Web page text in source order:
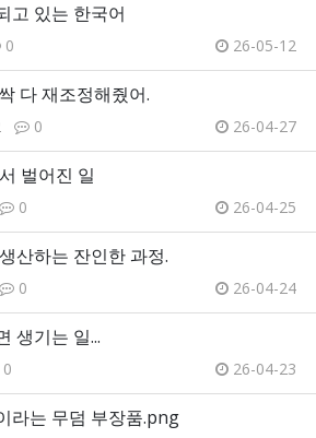
고 있는 한국어
0 26-05-12
다 재조정해줬어.
0 26-04-27
벌어진 일
0 26-04-25
산하는 잔인한 과정.
0 26-04-24
생기는 일...
0 26-04-23
라는 무덤 부장품.png